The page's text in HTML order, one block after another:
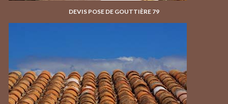
DEVIS POSE DE GOUTTIÈRE 79